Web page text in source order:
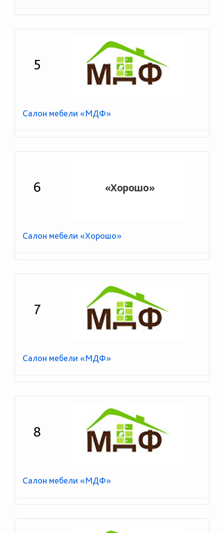
5
Салон мебели «МДФ»
6
Салон мебели «Хорошо»
7
Салон мебели «МДФ»
8
Салон мебели «МДФ»